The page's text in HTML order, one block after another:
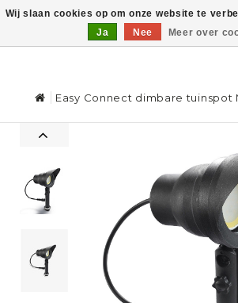
0
Easy Connect dimbare tuinspot
Wij slaan cookies op om onze website te
Ja
Nee Meer over